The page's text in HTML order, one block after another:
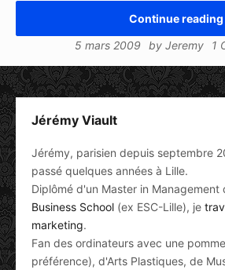
Continue reading
5 mars 2009 by Jeremy 1
Jérémy Viault
Jérémy, parisien depuis septembre
passé quelques années à Lille.
Diplômé d'un Master in Management
Business School (ex ESC-Lille), je
marketing.
Fan des ordinateurs avec une
préférence), d'Arts Plastiques, de